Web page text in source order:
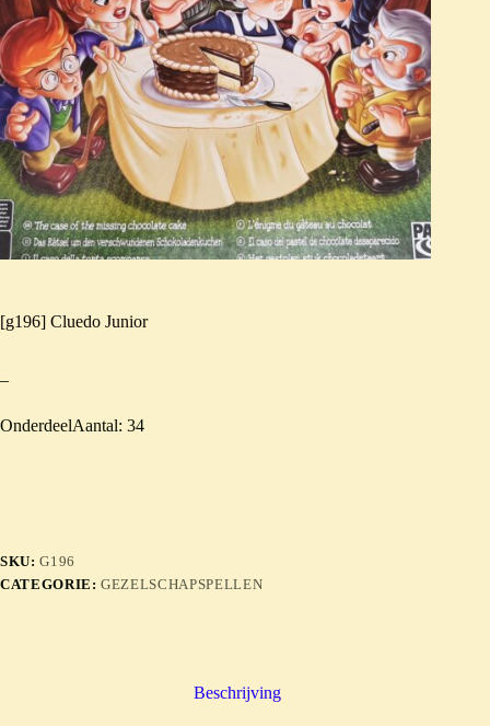
[g196] Cluedo Junior
–
OnderdeelAantal: 34
SKU:G196
CATEGORIE:GEZELSCHAPSPELLEN
Beschrijving